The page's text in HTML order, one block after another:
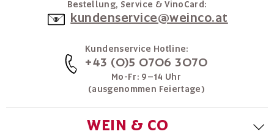
Bestellung, Service & VinoCard:
kundenservice@weinco.at
Kundenservice Hotline:
+43 (0)5 0706 3070
Mo-Fr: 9–14 Uhr
(ausgenommen Feiertage)
WEIN & CO